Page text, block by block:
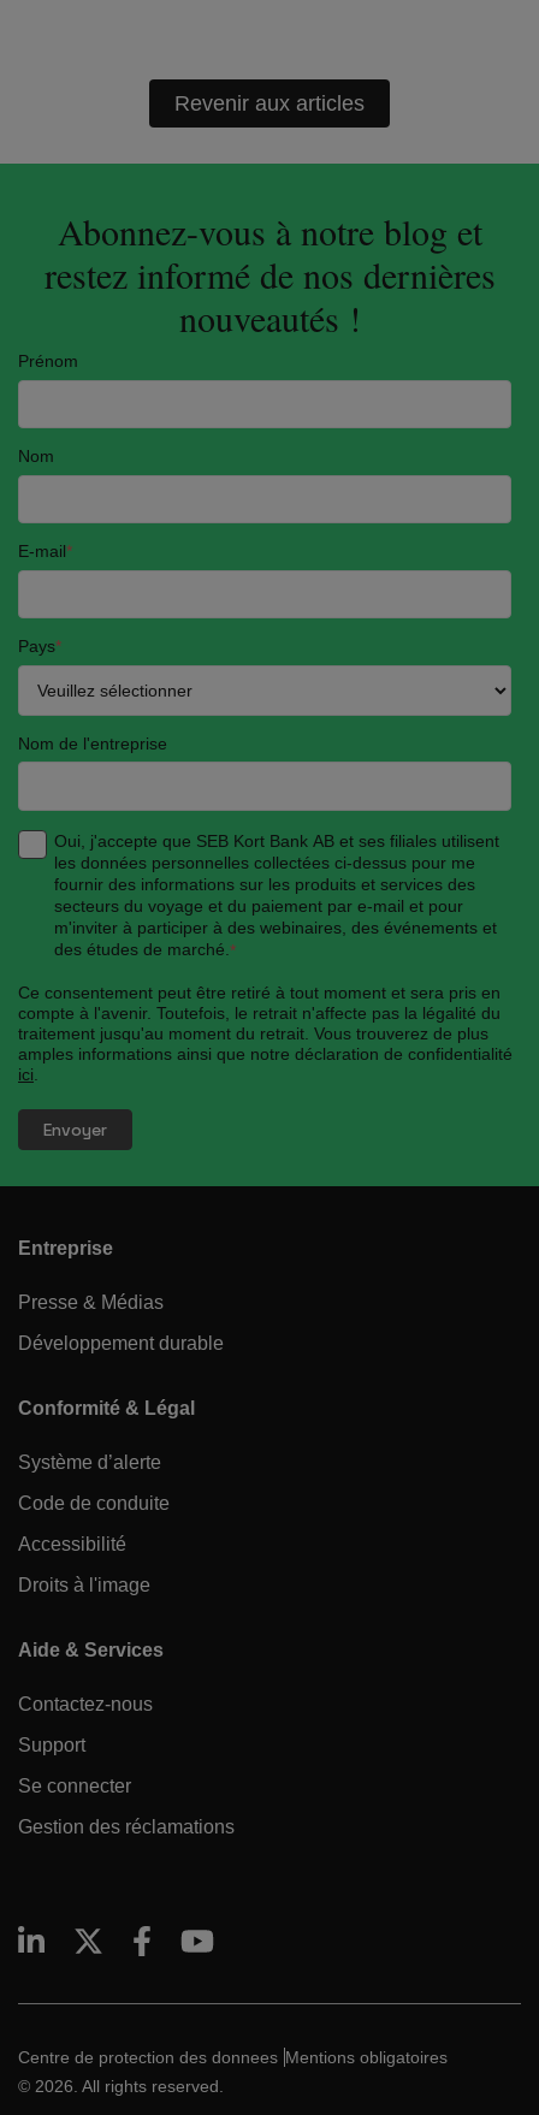
Revenir aux articles
Abonnez-vous à notre blog et
restez informé de nos dernières
nouveautés !
Prénom
Nom
E-mail*
Pays*
Nom de l'entreprise
Oui, j'accepte que SEB Kort Bank AB et ses filiales utilisent
les données personnelles collectées ci-dessus pour me
fournir des informations sur les produits et services des
secteurs du voyage et du paiement par e-mail et pour
m'inviter à participer à des webinaires, des événements et
des études de marché. *
Ce consentement peut être retiré à tout moment et sera pris en
compte à l'avenir. Toutefois, le retrait n'affecte pas la légalité du
traitement jusqu'au moment du retrait. Vous trouverez de plus
amples informations ainsi que notre déclaration de confidentialité
ici
Entreprise
Presse & Médias
Développement durable
Conformité & Légal
Système d’alerte
Code de conduite
Accessibilité
Droits à l'image
Aide & Services
Contactez-nous
Support
Se connecter
Gestion des réclamations
Centre de protection des donnees Mentions obligatoires
© 2026. All rights reserved.